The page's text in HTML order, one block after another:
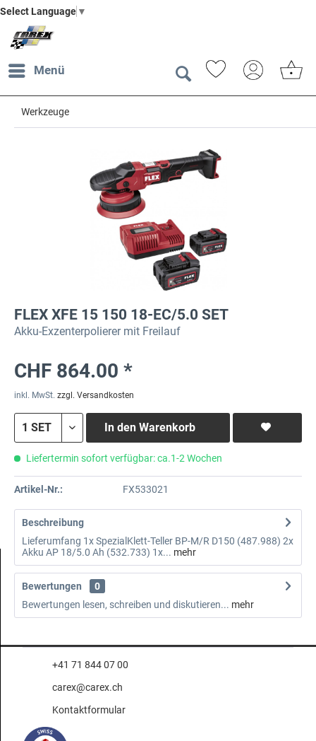
Select Language ▼
Menü
Werkzeuge
FLEX XFE 15 150 18-EC/5.0 SET
Akku-Exzenterpolierer mit Freilauf
CHF 864.00 *
inkl. MwSt. zzgl. Versandkosten
In den Warenkorb
Liefertermin sofort verfügbar: ca.1-2 Wochen
Artikel-Nr.: FX533021
Beschreibung
Lieferumfang 1x SpezialKlett-Teller BP-M/R D150 (487.988) 2x
Akku AP 18/5.0 Ah (532.733) 1x... mehr
Bewertungen
0
Bewertungen lesen, schreiben und diskutieren... mehr
+41 71 844 07 00
carex@carex.ch
Kontaktformular